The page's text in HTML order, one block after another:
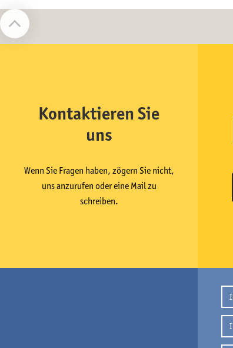
Kontaktieren Sie
uns
Wenn Sie Fragen haben, zögern Sie nicht,
uns anzurufen oder eine Mail zu
schreiben.